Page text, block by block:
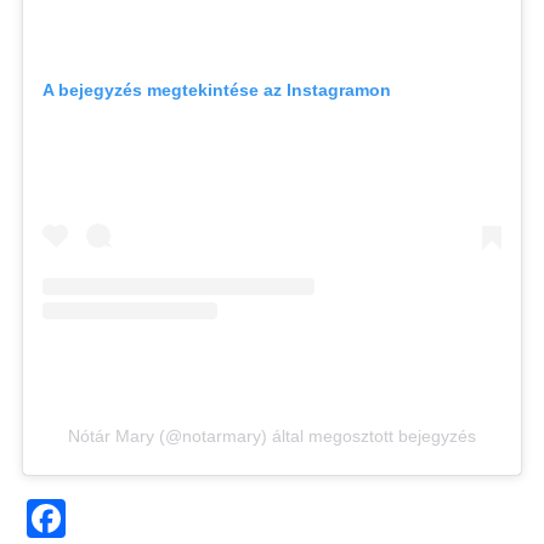
A bejegyzés megtekintése az Instagramon
Nótár Mary (@notarmary) által megosztott bejegyzés
Facebook